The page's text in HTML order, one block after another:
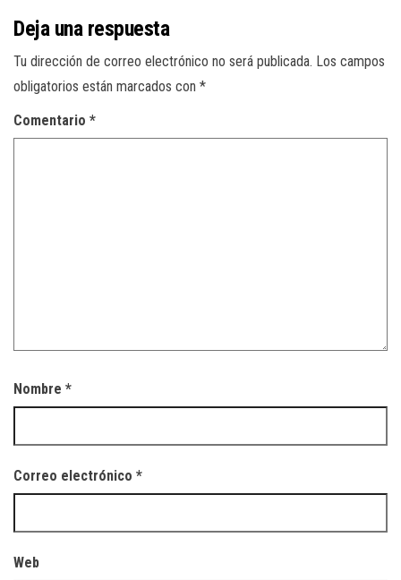
Deja una respuesta
Tu dirección de correo electrónico no será publicada. Los campos
obligatorios están marcados con *
Comentario *
Nombre *
Correo electrónico *
Web